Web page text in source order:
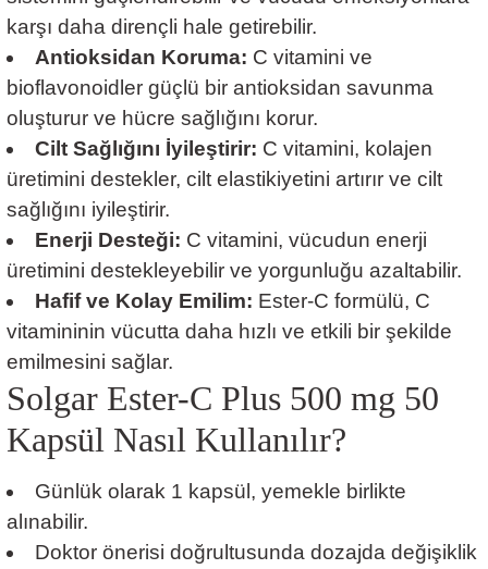
karşı daha dirençli hale getirebilir.
Antioksidan Koruma: C vitamini ve
bioflavonoidler güçlü bir antioksidan savunma
oluşturur ve hücre sağlığını korur.
Cilt Sağlığını İyileştirir: C vitamini, kolajen
üretimini destekler, cilt elastikiyetini artırır ve cilt
sağlığını iyileştirir.
Enerji Desteği: C vitamini, vücudun enerji
üretimini destekleyebilir ve yorgunluğu azaltabilir.
Hafif ve Kolay Emilim: Ester-C formülü, C
vitamininin vücutta daha hızlı ve etkili bir şekilde
emilmesini sağlar.
Solgar Ester-C Plus 500 mg 50
Kapsül Nasıl Kullanılır?
Günlük olarak 1 kapsül, yemekle birlikte
alınabilir.
Doktor önerisi doğrultusunda dozajda değişiklik